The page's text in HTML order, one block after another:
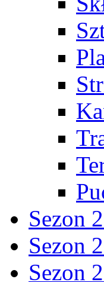
Sezon
Sezon
Sezon